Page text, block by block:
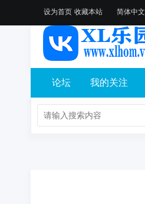
设为首页 收藏本站 简体中文
论坛 我的关注